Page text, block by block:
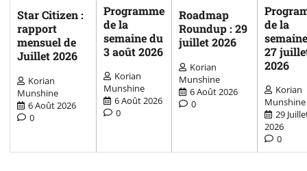
Star Citizen :
rapport
mensuel de
Juillet 2026
Korian
Munshine
6 Août 2026
0
Programme
de la
semaine du
3 août 2026
Korian
Munshine
6 Août 2026
0
Roadmap
Roundup : 29
juillet 2026
Korian
Munshine
6 Août 2026
0
de la
27
2026
Korian
Munshine
29
2026
0